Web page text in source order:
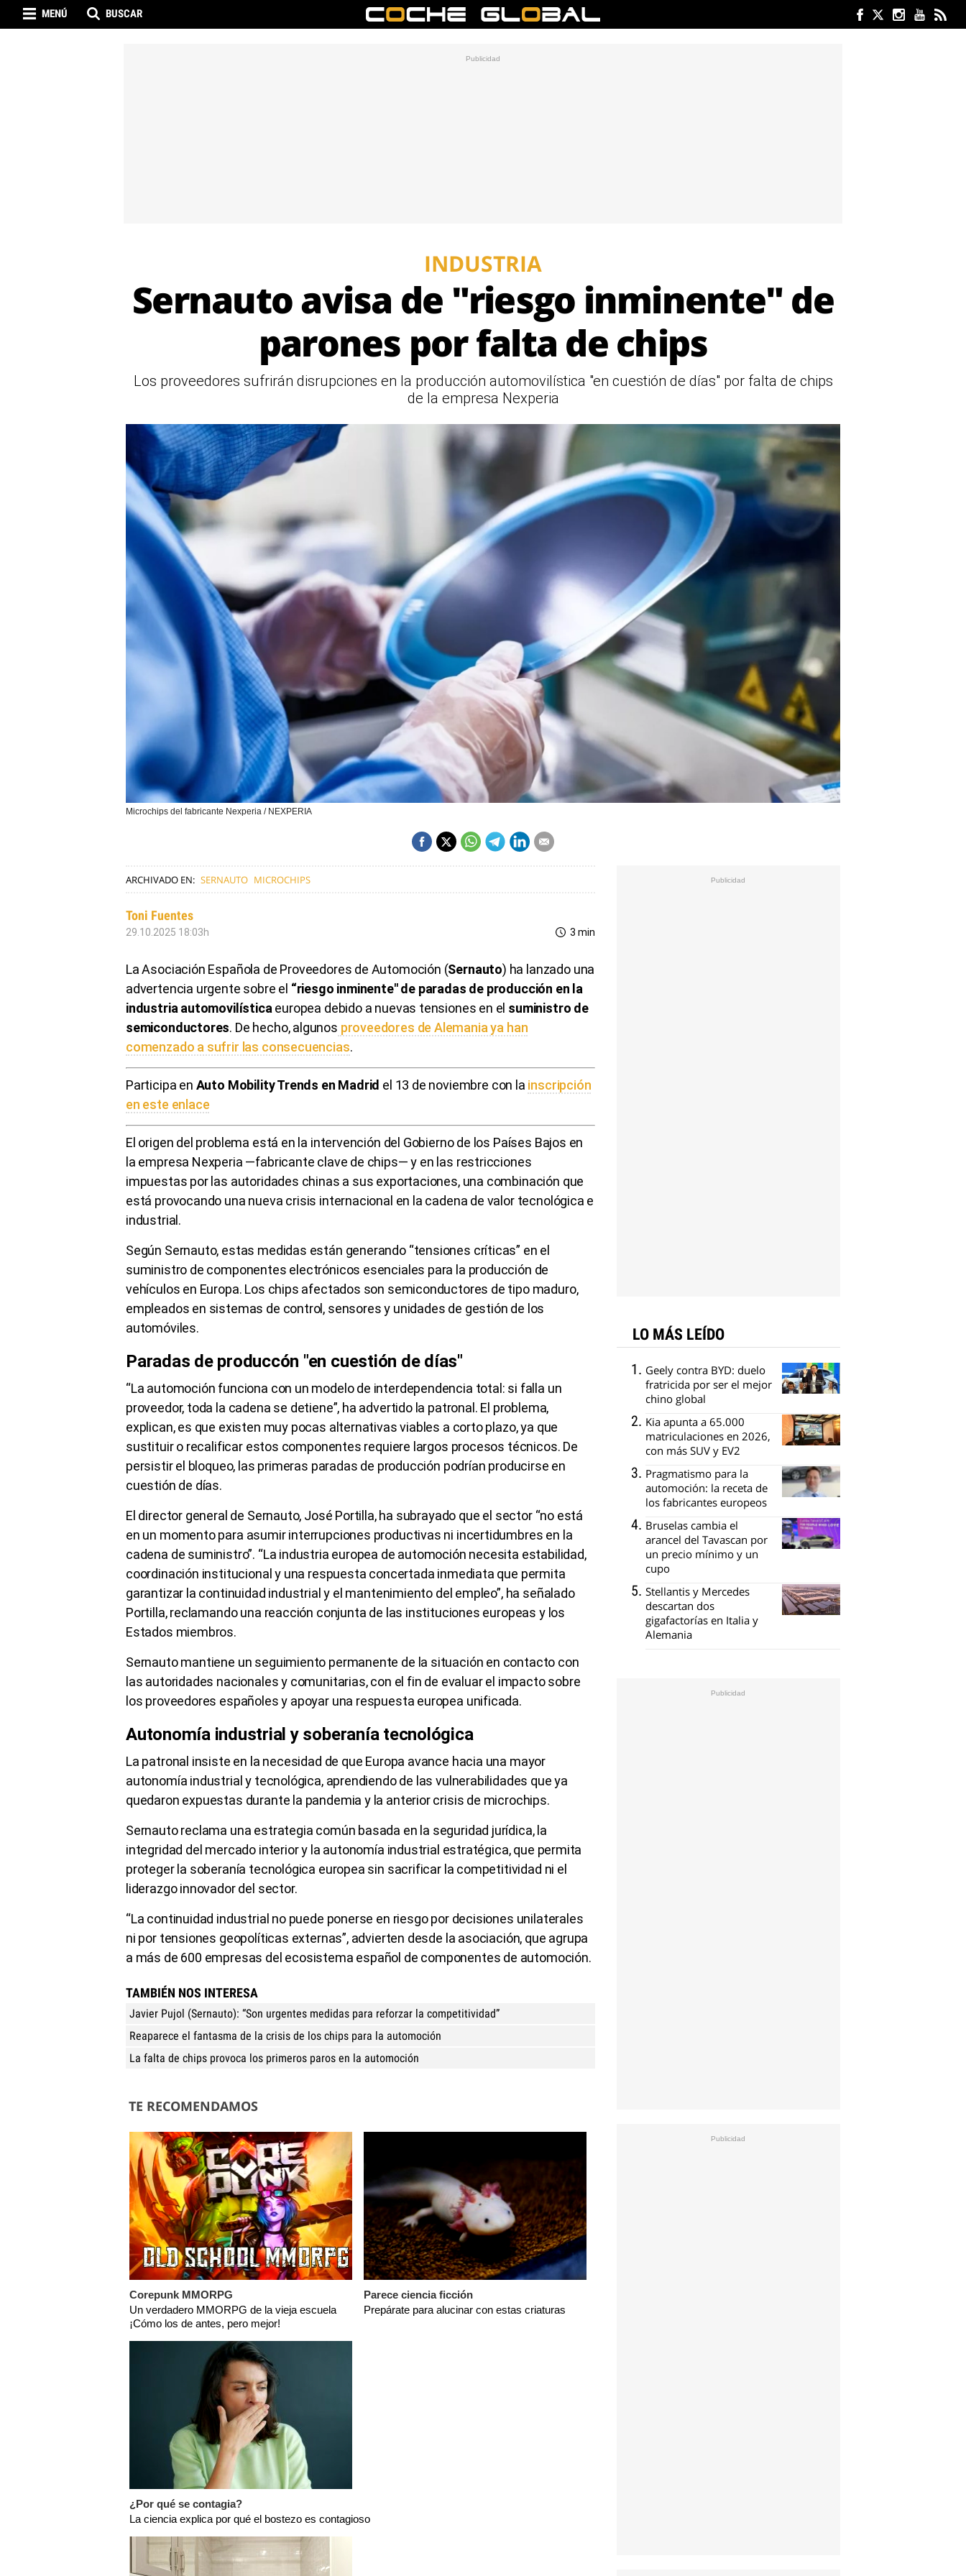
MENÚ BUSCAR
INDUSTRIA
Sernauto avisa de "riesgo inminente" de
parones por falta de chips
Los proveedores sufrirán disrupciones en la producción automovilística "en cuestión de días" por falta de chips
de la empresa Nexperia
Microchips del fabricante Nexperia / NEXPERIA
ARCHIVADO EN: SERNAUTO MICROCHIPS
Toni Fuentes
29.10.2025 18:03h 3 min
La Asociación Española de Proveedores de Automoción (Sernauto) ha lanzado una
advertencia urgente sobre el “riesgo inminente" de paradas de producción en la
industria automovilística europea debido a nuevas tensiones en el suministro de
semiconductores. De hecho, algunos proveedores de Alemania ya han
comenzado a sufrir las consecuencias.
Participa en Auto Mobility Trends en Madrid el 13 de noviembre con la inscripción
en este enlace
El origen del problema está en la intervención del Gobierno de los Países Bajos en
la empresa Nexperia —fabricante clave de chips— y en las restricciones
impuestas por las autoridades chinas a sus exportaciones, una combinación que
está provocando una nueva crisis internacional en la cadena de valor tecnológica e
industrial.
Según Sernauto, estas medidas están generando “tensiones críticas” en el
suministro de componentes electrónicos esenciales para la producción de
vehículos en Europa. Los chips afectados son semiconductores de tipo maduro,
empleados en sistemas de control, sensores y unidades de gestión de los
automóviles.
Paradas de produccón "en cuestión de días"
“La automoción funciona con un modelo de interdependencia total: si falla un
proveedor, toda la cadena se detiene”, ha advertido la patronal. El problema,
explican, es que existen muy pocas alternativas viables a corto plazo, ya que
sustituir o recalificar estos componentes requiere largos procesos técnicos. De
persistir el bloqueo, las primeras paradas de producción podrían producirse en
cuestión de días.
El director general de Sernauto, José Portilla, ha subrayado que el sector “no está
en un momento para asumir interrupciones productivas ni incertidumbres en la
cadena de suministro”. “La industria europea de automoción necesita estabilidad,
coordinación institucional y una respuesta concertada inmediata que permita
garantizar la continuidad industrial y el mantenimiento del empleo”, ha señalado
Portilla, reclamando una reacción conjunta de las instituciones europeas y los
Estados miembros.
Sernauto mantiene un seguimiento permanente de la situación en contacto con
las autoridades nacionales y comunitarias, con el fin de evaluar el impacto sobre
los proveedores españoles y apoyar una respuesta europea unificada.
Autonomía industrial y soberanía tecnológica
La patronal insiste en la necesidad de que Europa avance hacia una mayor
autonomía industrial y tecnológica, aprendiendo de las vulnerabilidades que ya
quedaron expuestas durante la pandemia y la anterior crisis de microchips.
Sernauto reclama una estrategia común basada en la seguridad jurídica, la
integridad del mercado interior y la autonomía industrial estratégica, que permita
proteger la soberanía tecnológica europea sin sacrificar la competitividad ni el
liderazgo innovador del sector.
“La continuidad industrial no puede ponerse en riesgo por decisiones unilaterales
ni por tensiones geopolíticas externas”, advierten desde la asociación, que agrupa
a más de 600 empresas del ecosistema español de componentes de automoción.
TAMBIÉN NOS INTERESA
Javier Pujol (Sernauto): “Son urgentes medidas para reforzar la competitividad”
Reaparece el fantasma de la crisis de los chips para la automoción
La falta de chips provoca los primeros paros en la automoción
TE RECOMENDAMOS
Corepunk MMORPG
Un verdadero MMORPG de la vieja escuela
¡Cómo los de antes, pero mejor!
Parece ciencia ficción
Prepárate para alucinar con estas criaturas
¿Por qué se contagia?
La ciencia explica por qué el bostezo es contagioso
LO MÁS LEÍDO
Geely contra BYD: duelo
fratricida por ser el mejor
chino global
Kia apunta a 65.000
matriculaciones en 2026,
con más SUV y EV2
Pragmatismo para la
automoción: la receta de
los fabricantes europeos
Bruselas cambia el
arancel del Tavascan por
un precio mínimo y un
cupo
Stellantis y Mercedes
descartan dos
gigafactorías en Italia y
Alemania